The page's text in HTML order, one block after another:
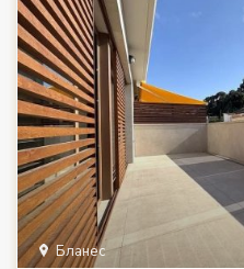
Бланес